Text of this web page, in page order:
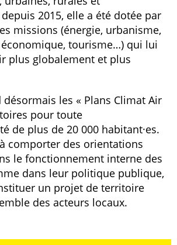
2015, elle a été dotée par
missions (énergie, urbanisme,
tourisme…) qui lui
plus globalement et plus
les « Plans Climat Air
pour toute
de plus de 20 000 habitant·es.
comporter des orientations
le fonctionnement interne des
dans leur politique publique,
un projet de territoire
des acteurs locaux.